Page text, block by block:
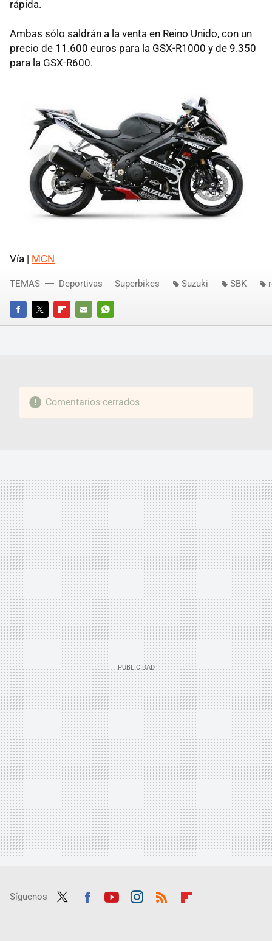
rápida.
Ambas sólo saldrán a la venta en Reino Unido, con un
precio de 11.600 euros para la GSX-R1000 y de 9.350
para la GSX-R600.
Vía | MCN
FACEBOOKTWITTERFLIPBOARD
E-
WHATSAPP
TEMAS Deportivas Superbikes Suzuki SBK
Comentarios cerrados
Síguenos